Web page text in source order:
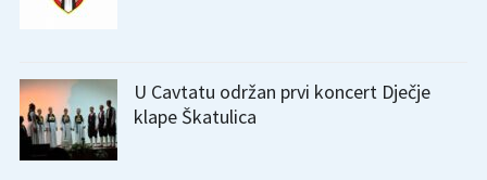
U Cavtatu održan prvi koncert Dječje
klape Škatulica